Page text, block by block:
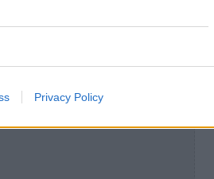
Privacy Policy